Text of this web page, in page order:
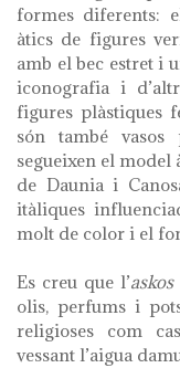
formes diferents:
àtics de figures
amb el bec estret i
iconografia i
figures plàstiques
són també
segueixen el model
de Daunia i
itàliques
molt de color i el
Es creu que l’askos
olis, perfums i
religioses com
vessant l’aigua